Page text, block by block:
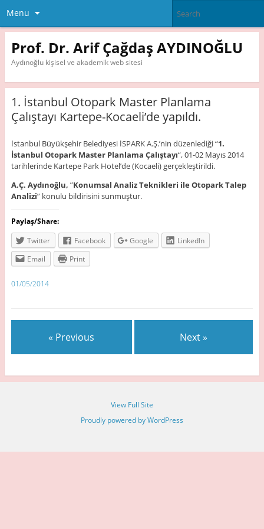
Menu
Prof. Dr. Arif Çağdaş AYDINOĞLU
Aydınoğlu kişisel ve akademik web sitesi
1. İstanbul Otopark Master Planlama
Çalıştayı Kartepe-Kocaeli’de yapıldı.
İstanbul Büyükşehir Belediyesi İSPARK A.Ş.’nin düzenlediği “1.
İstanbul Otopark Master Planlama Çalıştayı“, 01-02 Mayıs 2014
tarihlerinde Kartepe Park Hotel’de (Kocaeli) gerçekleştirildi.
A.Ç. Aydınoğlu, ”Konumsal Analiz Teknikleri ile Otopark Talep
Analizi” konulu bildirisini sunmuştur.
Paylaş/Share:
Twitter
Facebook Google
LinkedIn
Email
Print
01/05/2014
« Previous Next »
View Full Site
Proudly powered by WordPress